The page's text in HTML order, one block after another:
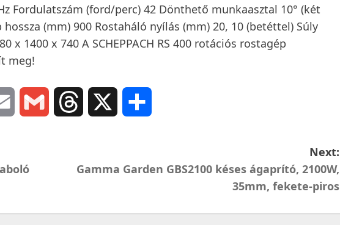
Fordulatszám (ford/perc) 42 Dönthető munkaasztal 10° (két
(mm) 900 Rostaháló nyílás (mm) 20, 10 (betéttel) Súly
x 1400 x 740 A SCHEPPACH RS 400 rotációs rostagép
meg!
Email Gmail Threads
Next:
Gamma Garden GBS2100 késes ágaprító, 2100W,
35mm, fekete-piros